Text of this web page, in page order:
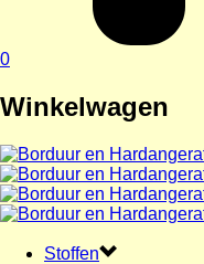
0
Winkelwagen
Stoffen